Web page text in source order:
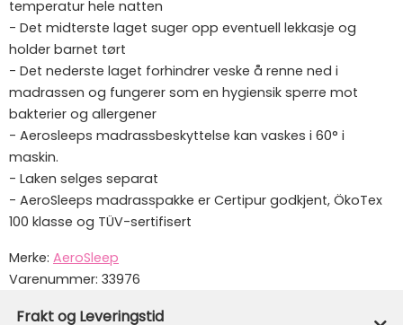
temperatur hele natten
- Det midterste laget suger opp eventuell lekkasje og
holder barnet tørt
- Det nederste laget forhindrer veske å renne ned i
madrassen og fungerer som en hygiensik sperre mot
bakterier og allergener
- Aerosleeps madrassbeskyttelse kan vaskes i 60° i
maskin.
- Laken selges separat
- AeroSleeps madrasspakke er Certipur godkjent, ÖkoTex
100 klasse og TÜV-sertifisert
Merke: AeroSleep
Varenummer: 33976
Frakt og Leveringstid